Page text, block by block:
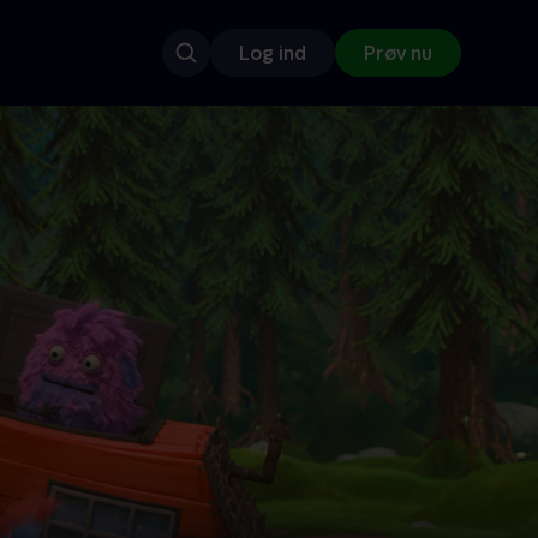
Log ind Prøv nu